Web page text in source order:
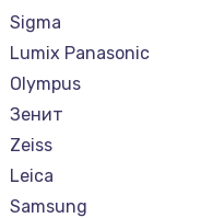
Sigma
Lumix Panasonic
Olympus
Зенит
Zeiss
Leica
Samsung